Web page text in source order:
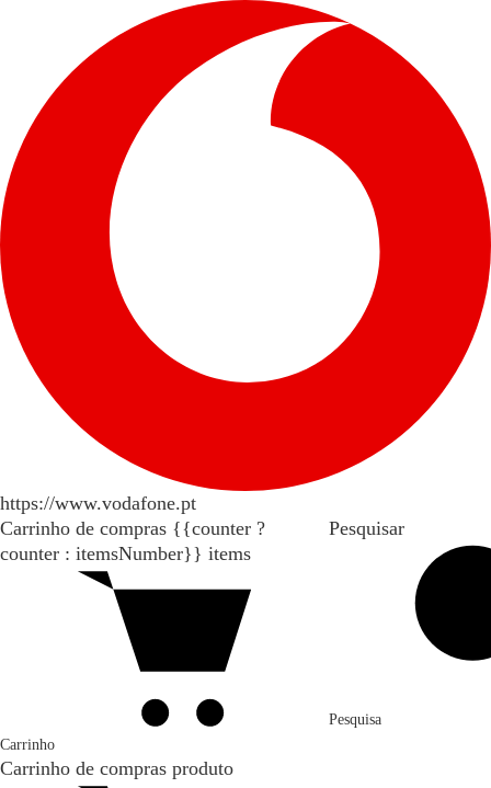
https://www.vodafone.pt
Carrinho de compras {{counter ?
counter : itemsNumber}} items
Carrinho
Carrinho de compras produto
Pesquisar
Pesquisa